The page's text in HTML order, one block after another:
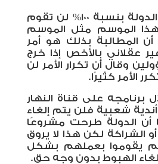
وقال شوبير أن الدولة بنسبة 100% لن تقوم
هذا الموسم مثل الموسم
المطالبة بذلك هو أمر
عقلاني بالأخص إذا خرج
وقال أن تكرار الأمر لن
الأمر كثيرًا.
برنامجه على قناة النهار
"حتى لو هبط 4 أندية شعبية فلن يتم إلغاء
أن الدولة طرحت مشروعًا
أو الشراكة لكن هذا لا يروق
يقوموا بعملهم بشكل
الهبوط بدون وجه حق.